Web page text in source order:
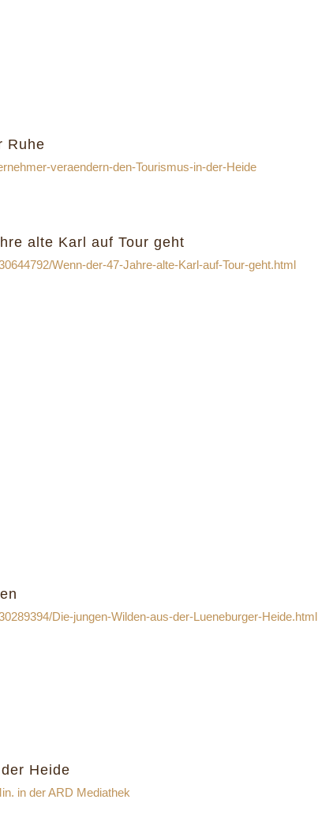
Ruhe
veraendern-den-Tourismus-in-der-Heide
alte Karl auf Tour geht
Wenn-der-47-Jahre-alte-Karl-auf-Tour-geht.html
Die-jungen-Wilden-aus-der-Lueneburger-Heide.html
Heide
in der ARD Mediathek